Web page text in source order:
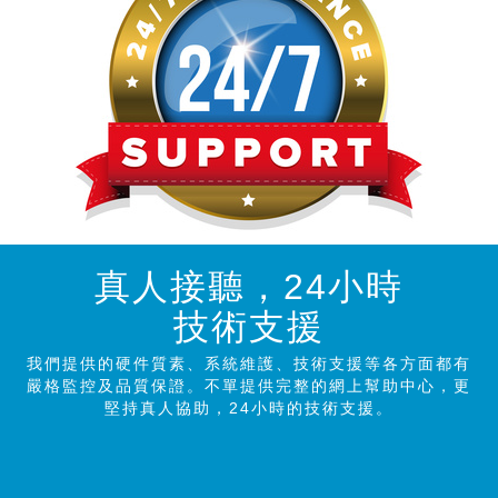
真人接聽，24小時
技術支援
我們提供的硬件質素、系統維護、技術支援等各方面都有
嚴格監控及品質保證。不單提供完整的網上幫助中心，更
堅持真人協助，24小時的技術支援。